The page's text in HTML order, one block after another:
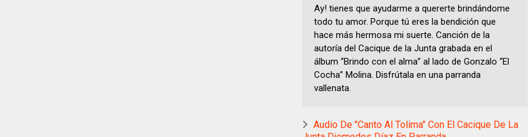
Ay! tienes que ayudarme a quererte brindándome
todo tu amor. Porque tú eres la bendición que
hace más hermosa mi suerte. Canción de la
autoría del Cacique de la Junta grabada en el
álbum “Brindo con el alma” al lado de Gonzalo “El
Cocha” Molina. Disfrútala en una parranda
vallenata.
Audio De "Canto Al Tolima" Con El Cacique De La